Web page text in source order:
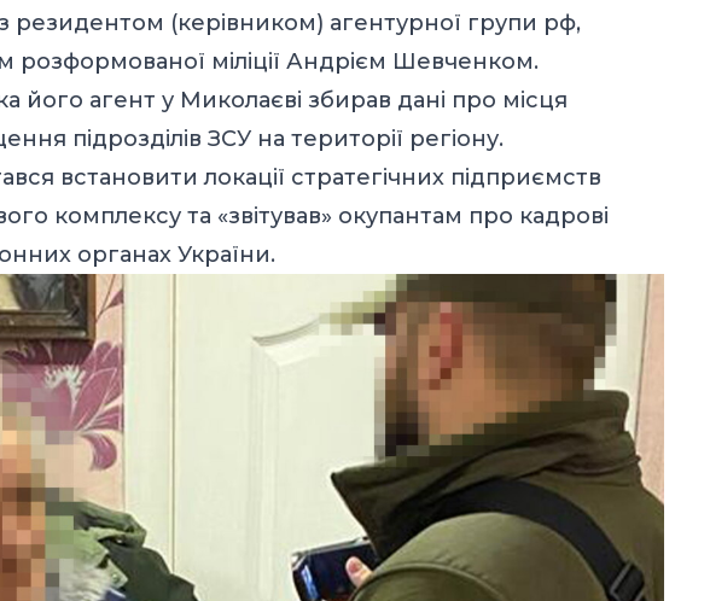
з резидентом (керівником) агентурної групи рф,
розформованої міліції Андрієм Шевченком.
його агент у Миколаєві збирав дані про місця
підрозділів ЗСУ на території регіону.
встановити локації стратегічних підприємств
комплексу та «звітував» окупантам про кадрові
органах України.